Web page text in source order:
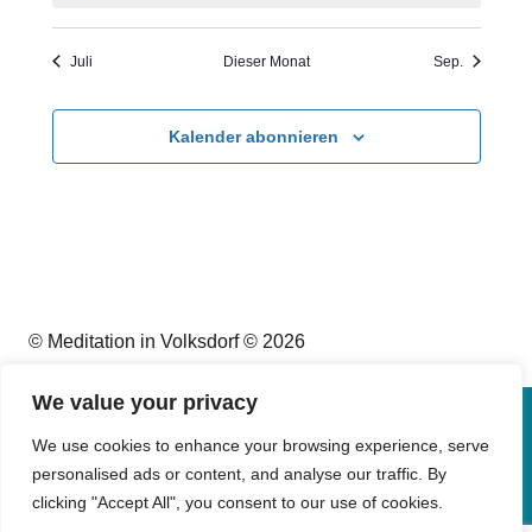
We value your privacy
We use cookies to enhance your browsing experience, serve
personalised ads or content, and analyse our traffic. By
clicking "Accept All", you consent to our use of cookies.
Juli Dieser Monat Sep.
Kalender abonnieren
© Meditation in Volksdorf © 2026
Datenschutz